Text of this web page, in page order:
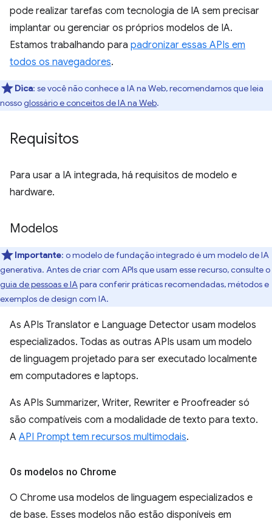
pode realizar tarefas com tecnologia de IA sem precisar
implantar ou gerenciar os próprios modelos de IA.
Estamos trabalhando para padronizar essas APIs em
todos os navegadores.
Dica: se você não conhece a IA na Web, recomendamos que leia
nossoglossário e conceitos de IA na Web.
Requisitos
Para usar a IA integrada, há requisitos de modelo e
hardware.
Modelos
Importante: o modelo de fundação integrado é um modelo de IA
generativa. Antes de criar com APIs que usam esse recurso, consulte o
guia de pessoas e IApara conferir práticas recomendadas, métodos e
exemplos de design com IA.
As APIs Translator e Language Detector usam modelos
especializados. Todas as outras APIs usam um modelo
de linguagem projetado para ser executado localmente
em computadores e laptops.
As APIs Summarizer, Writer, Rewriter e Proofreader só
são compatíveis com a modalidade de texto para texto.
A API Prompt tem recursos multimodais.
Os modelos no Chrome
O Chrome usa modelos de linguagem especializados e
de base. Esses modelos não estão disponíveis em